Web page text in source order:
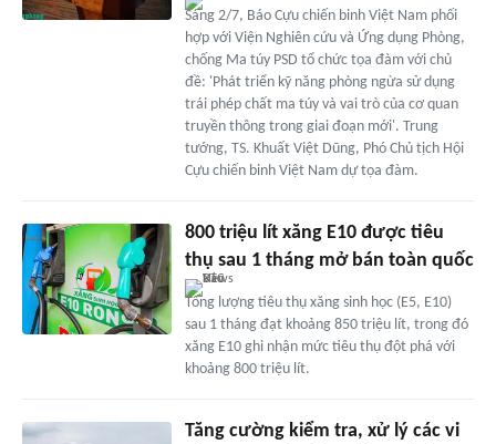
Sáng 2/7, Báo Cựu chiến binh Việt Nam phối
hợp với Viện Nghiên cứu và Ứng dụng Phòng,
chống Ma túy PSD tổ chức tọa đàm với chủ
đề: 'Phát triển kỹ năng phòng ngừa sử dụng
trái phép chất ma túy và vai trò của cơ quan
truyền thông trong giai đoạn mới'. Trung
tướng, TS. Khuất Việt Dũng, Phó Chủ tịch Hội
Cựu chiến binh Việt Nam dự tọa đàm.
800 triệu lít xăng E10 được tiêu
thụ sau 1 tháng mở bán toàn quốc
Tổng lượng tiêu thụ xăng sinh học (E5, E10)
sau 1 tháng đạt khoảng 850 triệu lít, trong đó
xăng E10 ghi nhận mức tiêu thụ đột phá với
khoảng 800 triệu lít.
Tăng cường kiểm tra, xử lý các vi